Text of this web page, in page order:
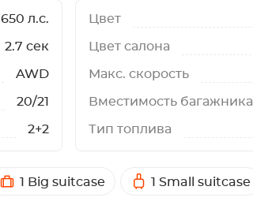
650 л.с.
2.7 сек
AWD
20/21
2+2
Цвет
Цвет салона
Макс. скорость
Вместимость багажника
Тип топлива
1 Big suitcase 1 Small suitcase